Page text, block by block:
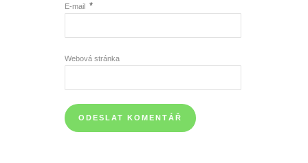
E-mail *
Webová stránka